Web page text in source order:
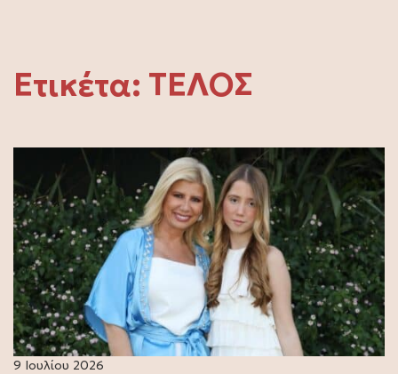
Ετικέτα: ΤΕΛΟΣ
9 Ιουλίου 2026